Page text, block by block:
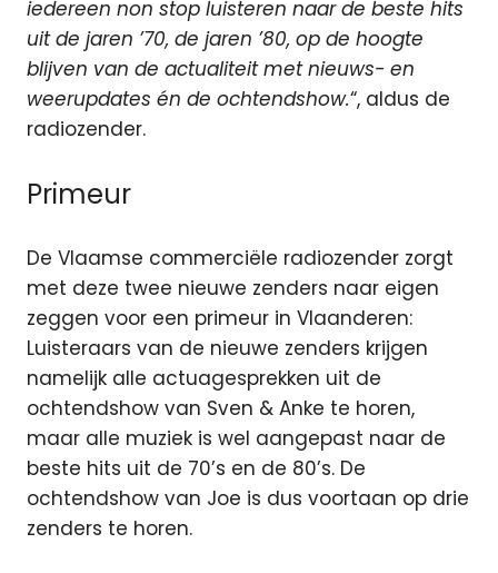
iedereen non stop luisteren naar de beste hits
uit de jaren ’70, de jaren ’80, op de hoogte
blijven van de actualiteit met nieuws- en
weerupdates én de ochtendshow.“, aldus de
radiozender.
Primeur
De Vlaamse commerciële radiozender zorgt
met deze twee nieuwe zenders naar eigen
zeggen voor een primeur in Vlaanderen:
Luisteraars van de nieuwe zenders krijgen
namelijk alle actuagesprekken uit de
ochtendshow van Sven & Anke te horen,
maar alle muziek is wel aangepast naar de
beste hits uit de 70’s en de 80’s. De
ochtendshow van Joe is dus voortaan op drie
zenders te horen.